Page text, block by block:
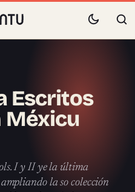
Escritos
Méxicu
I y II ye la última
la so colección